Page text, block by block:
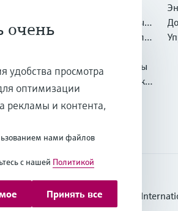
Системные компоненты и
регистраторы
Оптический метод анали
Программные продукты
Рекомендуемые продукт
ы
Онлайн-инструменты
Услуги
х
условия Endress+Hauser
очень
просмотра
оптимизации
рекламы и контента,
нами файлов
с нашей Политикой
Принять все